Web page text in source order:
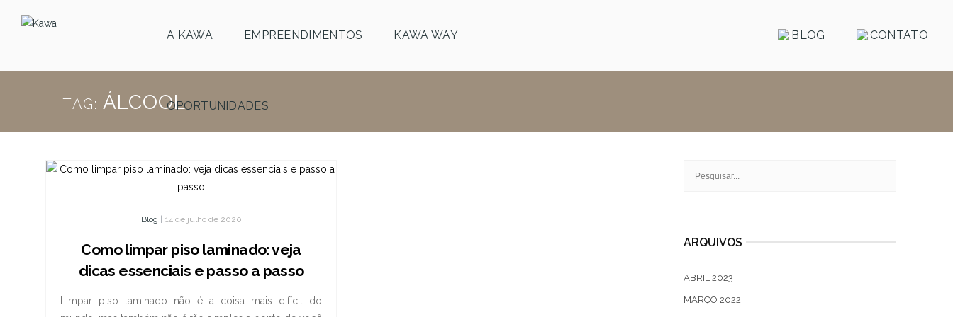
A KAWA EMPREENDIMENTOS KAWA WAY
OPORTUNIDADES
BLOG CONTATO
TAG: ÁLCOOL
Blog 14 de julho de 2020
Como limpar piso laminado: veja
dicas essenciais e passo a passo
Limpar piso laminado não é a coisa mais difícil do
ARQUIVOS
ABRIL 2023
MARÇO 2022